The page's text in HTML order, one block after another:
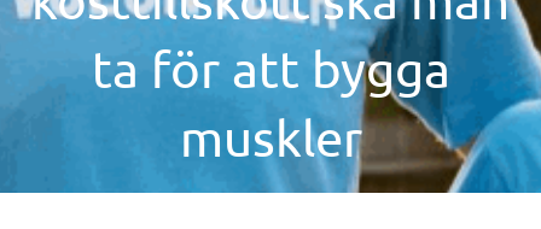
ta för att bygga
muskler